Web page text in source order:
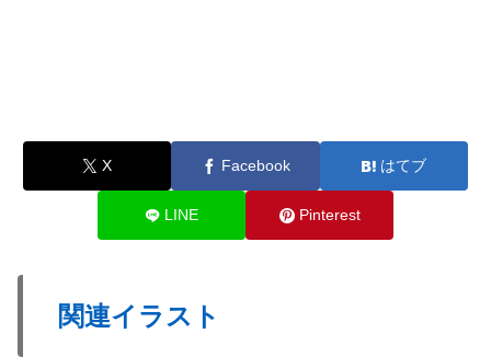
X Facebook はてブ
LINE Pinterest
関連イラスト